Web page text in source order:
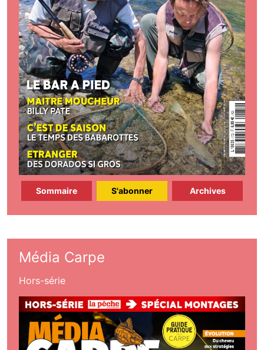
Sommaire S'abonner Archives
Média Carpe
Hors-série